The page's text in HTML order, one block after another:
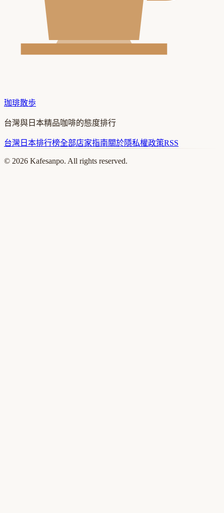
珈琲散歩
台灣與日本精品咖啡的態度排行
台灣 日本排行榜全部店家指南關於隱私權政策RSS
© 2026 Kafesanpo. All rights reserved.